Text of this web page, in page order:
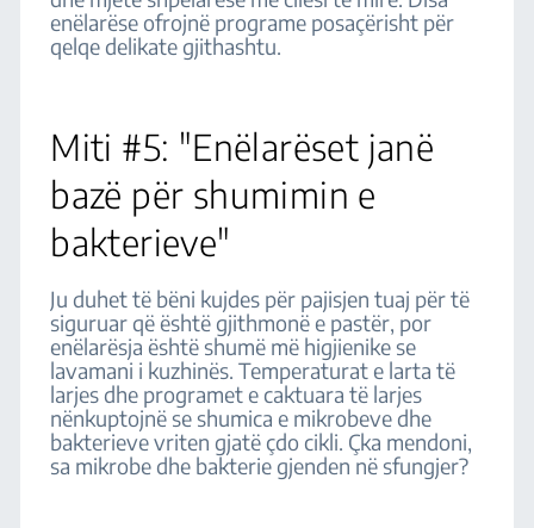
enëlarëse ofrojnë programe posaçërisht për
qelqe delikate gjithashtu.
Miti #5: "Enëlarëset janë
bazë për shumimin e
bakterieve"
Ju duhet të bëni kujdes për pajisjen tuaj për të
siguruar që është gjithmonë e pastër, por
enëlarësja është shumë më higjienike se
lavamani i kuzhinës. Temperaturat e larta të
larjes dhe programet e caktuara të larjes
nënkuptojnë se shumica e mikrobeve dhe
bakterieve vriten gjatë çdo cikli. Çka mendoni,
sa mikrobe dhe bakterie gjenden në sfungjer?